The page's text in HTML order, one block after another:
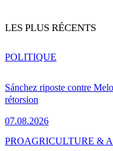
LES PLUS RÉCENTS
Sánchez riposte contre
rétorsion
07.08.2026
POLITIQUE
PROAGRICULTURE &